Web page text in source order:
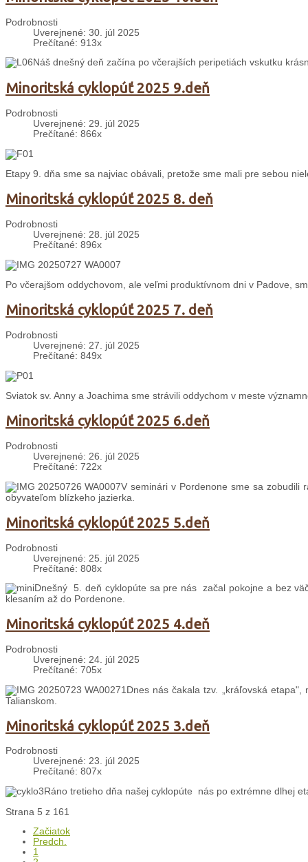
Podrobnosti
Uverejnené: 30. júl 2025
Prečítané: 913x
Náš dnešný deň začína po včerajších peripetiách vskutku
Minoritská cyklopúť 2025 9.deň
Podrobnosti
Uverejnené: 29. júl 2025
Prečítané: 866x
Etapy 9. dňa sme sa najviac obávali, pretože sme mali pre sebou
Minoritská cyklopúť 2025 8. deň
Podrobnosti
Uverejnené: 28. júl 2025
Prečítané: 896x
Po včerajšom oddychovom, ale veľmi produktívnom dni v Padove,
Minoritská cyklopúť 2025 7. deň
Podrobnosti
Uverejnené: 27. júl 2025
Prečítané: 849x
Sviatok sv. Anny a Joachima sme strávili oddychom v meste
Minoritská cyklopúť 2025 6.deň
Podrobnosti
Uverejnené: 26. júl 2025
Prečítané: 722x
V seminári v Pordenone sme sa zobudili
obyvateľom blízkeho jazierka.
Minoritská cyklopúť 2025 5.deň
Podrobnosti
Uverejnené: 25. júl 2025
Prečítané: 808x
Dnešný 5. deň cyklopúte sa pre nás začal pokojne a bez
klesaním až do Pordenone.
Minoritská cyklopúť 2025 4.deň
Podrobnosti
Uverejnené: 24. júl 2025
Prečítané: 705x
Dnes nás čakala tzv. „kráľovská
Talianskom.
Minoritská cyklopúť 2025 3.deň
Podrobnosti
Uverejnené: 23. júl 2025
Prečítané: 807x
Ráno tretieho dňa našej cyklopúte nás po extrémne dlhej
Strana 5 z 161
Začiatok
Predch.
1